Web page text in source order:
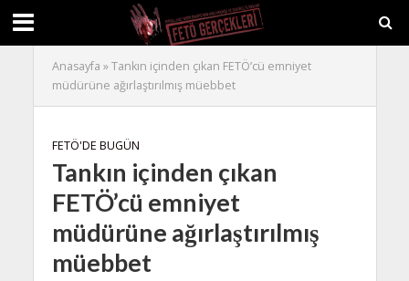
Anasayfa »Tankın içinden çıkan FETÖ’cü emniyet
müdürüne ağırlaştırılmış müebbet
FETÖ'DE BUGÜN
Tankın içinden çıkan
FETÖ’cü emniyet
müdürüne ağırlaştırılmış
müebbet